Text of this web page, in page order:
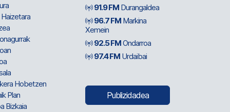
Hobetzen
Plan
Bizkaia
91.9 FM Durangaldea
96.7 FM Markina
Xemein
92.5 FMOndarroa
97.4 FM Urdaibai
Publizidadea